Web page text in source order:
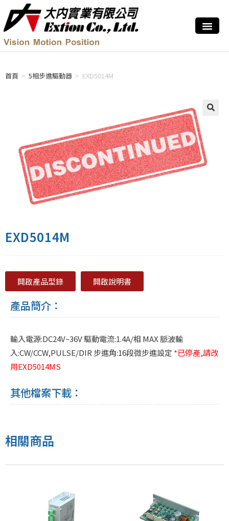
首頁 > 5相步進驅動器 > EXD5014M
EXD5014M
開啟產品型錄 開啟說明書
產品簡介：
輸入電源:DC24V~36V 驅動電流:1.4A/相 MAX 脈波輸
入:CW/CCW,PULSE/DIR 步進角:16段微步進設定 *已停產,請改
用EXD5014MS
其他檔案下載：
相關商品